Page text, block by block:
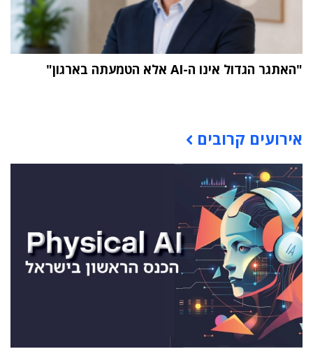
"האתגר הגדול אינו ה-AI אלא הטמעתה בארגון"
אירועים קרובים